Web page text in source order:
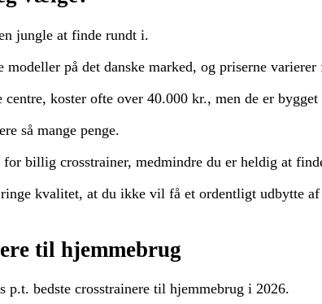
jungle at finde rundt i.
på det danske marked, og priserne
centre, koster ofte over 40.000 kr., men de er
så mange penge.
billig crosstrainer, medmindre du er heldig at
kvalitet, at du ikke vil få et ordentligt udbytte
til hjemmebrug
p.t. bedste crosstrainere til hjemmebrug i 2026.